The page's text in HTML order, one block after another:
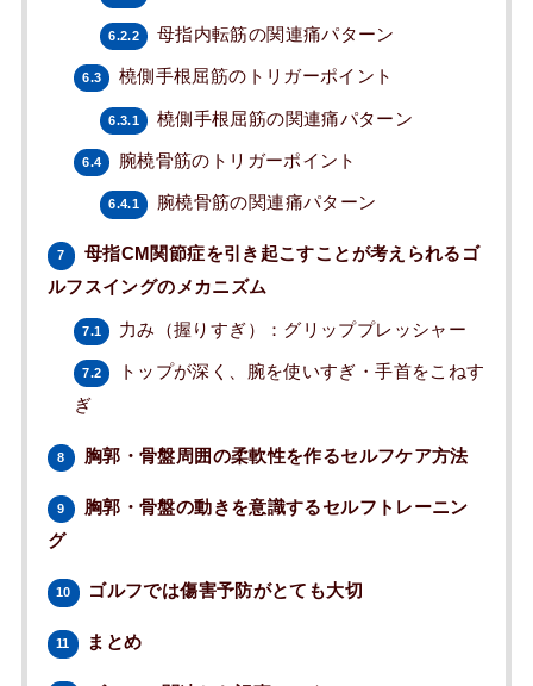
6.2.2 母指内転筋の関連痛パターン
6.3 橈側手根屈筋のトリガーポイント
6.3.1 橈側手根屈筋の関連痛パターン
6.4 腕橈骨筋のトリガーポイント
6.4.1 腕橈骨筋の関連痛パターン
7
母指CM関節症を引き起こすことが考えられるゴ
ルフスイングのメカニズム
7.1 力み（握りすぎ）：グリッププレッシャー
7.2
トップが深く、腕を使いすぎ・手首をこねす
ぎ
8 胸郭・骨盤周囲の柔軟性を作るセルフケア方法
9
胸郭・骨盤の動きを意識するセルフトレーニン
グ
10 ゴルフでは傷害予防がとても大切
11 まとめ